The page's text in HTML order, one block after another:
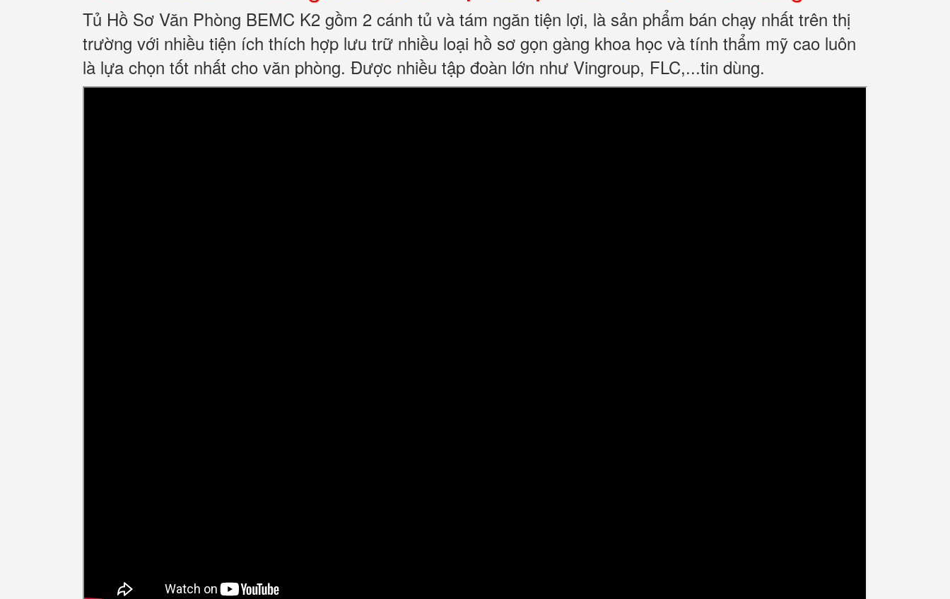
Tủ Hồ Sơ Văn Phòng BEMC K2 gồm 2 cánh tủ và tám ngăn tiện lợi, là sản phẩm bán chạy nhất trên thị
trường với nhiều tiện ích thích hợp lưu trữ nhiều loại hồ sơ gọn gàng khoa học và tính thẩm mỹ cao luôn
là lựa chọn tốt nhất cho văn phòng. Được nhiều tập đoàn lớn như Vingroup, FLC,...tin dùng.